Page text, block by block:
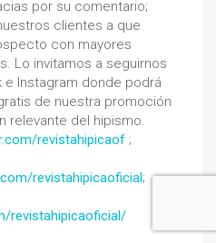
por su comentario;
clientes a que
con mayores
Lo invitamos a seguirnos
e Instagram donde podrá
de nuestra promoción
relevante del hipismo.
revistahipicaof ;
revistahipicaoficial ;
revistahipicaoficial/